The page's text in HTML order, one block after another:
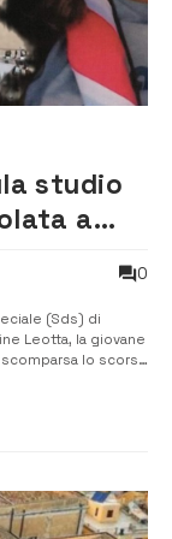
a
0
(Sds) di
Leotta, la giovane
lo scorso
della ...